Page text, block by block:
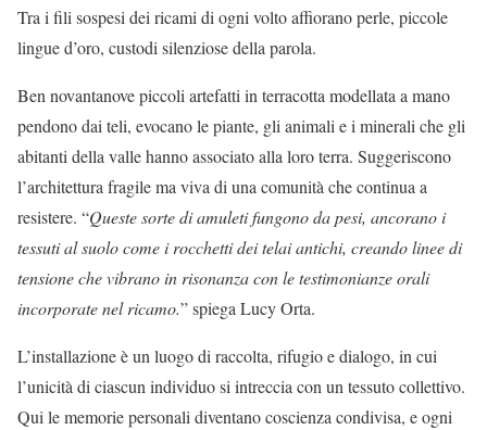
Tra i fili sospesi dei ricami di ogni volto affiorano perle, piccole
lingue d’oro, custodi silenziose della parola.
Ben novantanove piccoli artefatti in terracotta modellata a mano
pendono dai teli, evocano le piante, gli animali e i minerali che gli
abitanti della valle hanno associato alla loro terra. Suggeriscono
l’architettura fragile ma viva di una comunità che continua a
resistere. “Queste sorte di amuleti fungono da pesi, ancorano i
tessuti al suolo come i rocchetti dei telai antichi, creando linee di
tensione che vibrano in risonanza con le testimonianze orali
incorporate nel ricamo.” spiega Lucy Orta.
L’installazione è un luogo di raccolta, rifugio e dialogo, in cui
l’unicità di ciascun individuo si intreccia con un tessuto collettivo.
Qui le memorie personali diventano coscienza condivisa, e ogni